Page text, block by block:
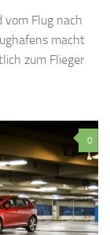
vom Flug nach
macht
zum Flieger
0